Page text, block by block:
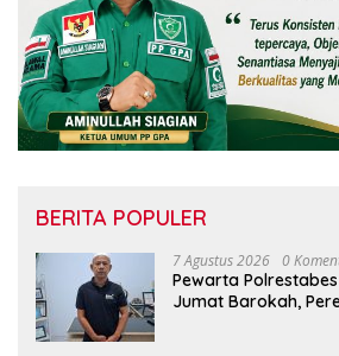
BERITA POPULER
7 Agustus 2026 0
Pewarta
Jumat Barokah,